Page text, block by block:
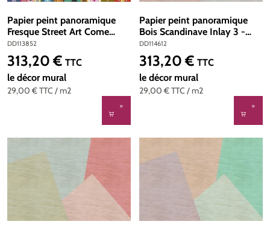
Papier peint panoramique
Fresque Street Art Come
Asyouare2 - Référence
DD113852 - Intissé 200g/m2
- Standard 400 x 270
DD113852
29,00 €TTC / m2
Prix régulier :
313,20 € TTC
le décor mural
Papier peint panoramique
Bois Scandinave Inlay 3 -
Référence DD114612 - Intissé
200g/m2 - Standard 400 x
270
DD114612
29,00 €TTC / m2
Prix régulier :
313,20 € TTC
le décor mural